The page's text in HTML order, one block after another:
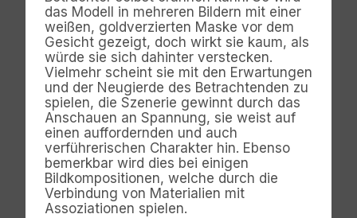
das Modell in mehreren Bildern mit einer
weißen, goldverzierten Maske vor dem
Gesicht gezeigt, doch wirkt sie kaum, als
würde sie sich dahinter verstecken.
Vielmehr scheint sie mit den Erwartungen
und der Neugierde des Betrachtenden zu
spielen, die Szenerie gewinnt durch das
Anschauen an Spannung, sie weist auf
einen auffordernden und auch
verführerischen Charakter hin. Ebenso
bemerkbar wird dies bei einigen
Bildkompositionen, welche durch die
Verbindung von Materialien mit
Assoziationen spielen.